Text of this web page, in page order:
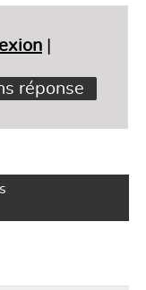
réponse